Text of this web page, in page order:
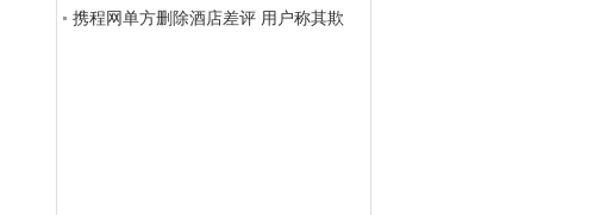
携程网单方删除酒店差评 用户称其欺